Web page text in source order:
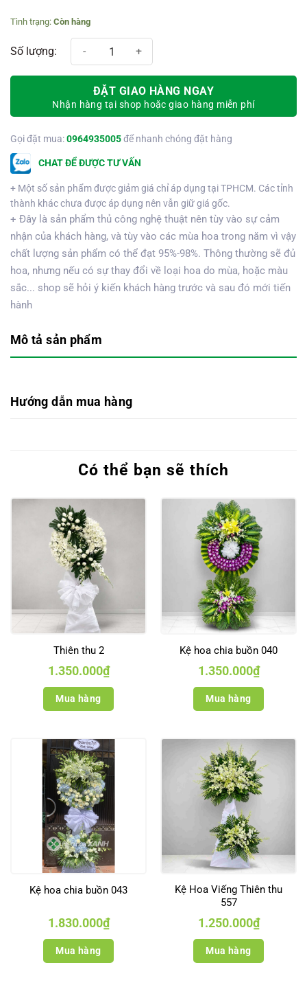
Còn hàng
Kệ hoa chia buồn 197 số lượng
ĐẶT GIAO HÀNG NGAY
Nhận hàng tại shop hoặc giao hàng miễn phí
Gọi đặt mua:0964935005để nhanh chóng đặt hàng
CHAT ĐỂ ĐƯỢC TƯ VẤN
+ Một số sản phẩm được giảm giá chỉ áp dụng tại TPHCM. Các tỉnh
thành khác chưa được áp dụng nên vẫn giữ giá gốc.
+ Đây là sản phẩm thủ công nghệ thuật nên tùy vào sự cảm
nhận của khách hàng, và tùy vào các mùa hoa trong năm vì vậy
chất lượng sản phẩm có thể đạt 95%-98%. Thông thường sẽ đủ
hoa, nhưng nếu có sự thay đổi về loại hoa do mùa, hoặc màu
sắc... shop sẽ hỏi ý kiến khách hàng trước và sau đó mới tiến
hành
Mô tả sản phẩm
Hướng dẫn mua hàng
Có thể bạn sẽ thích
Thiên thu 2
1.350.000₫
Mua hàng
Kệ hoa chia buồn 040
1.350.000₫
Mua hàng
Kệ hoa chia buồn 043
1.830.000₫
Mua hàng
Kệ Hoa Viếng Thiên thu
557
1.250.000₫
Mua hàng